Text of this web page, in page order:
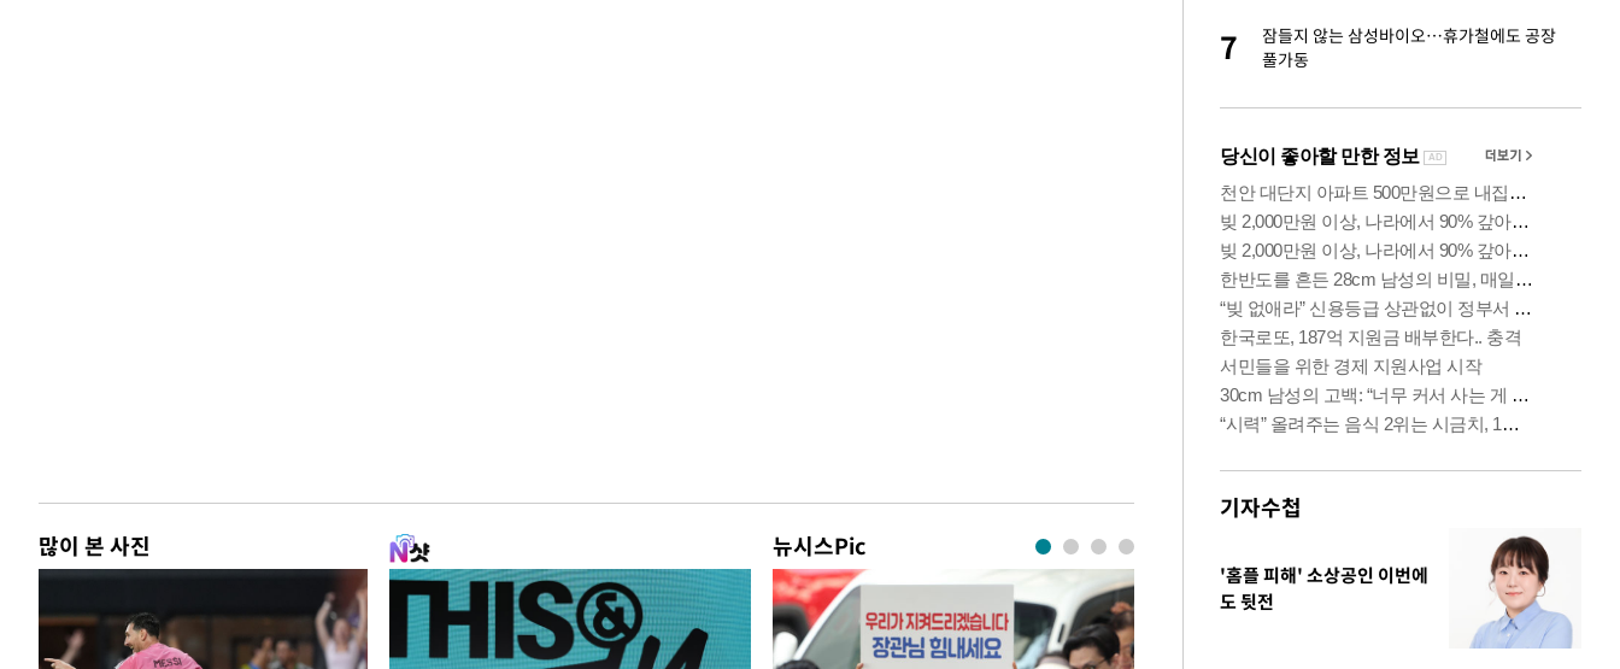
많이 본 사진 뉴시스Pic
7
잠들지 않는 삼성바이오…휴가철에도 공장
풀가동
기자수첩
'홈플 피해' 소상공인 이번에
도 뒷전